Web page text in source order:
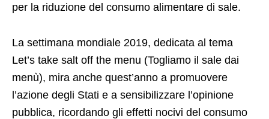
per la riduzione del consumo alimentare di sale.
La settimana mondiale 2019, dedicata al tema
Let’s take salt off the menu (Togliamo il sale dai
menù), mira anche quest’anno a promuovere
l’azione degli Stati e a sensibilizzare l’opinione
pubblica, ricordando gli effetti nocivi del consumo